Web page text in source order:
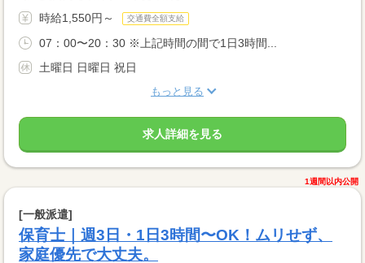
時給1,550円～ 交通費全額支給
07：00〜20：30 ※上記時間の間で1日3時間...
土曜日 日曜日 祝日
もっと見る
求人詳細を見る
1週間以内公開
[一般派遣]
保育士｜週3日・1日3時間〜OK！ムリせず、
家庭優先で大丈夫。